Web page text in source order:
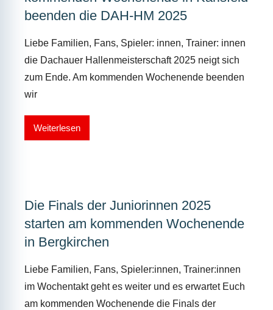
beenden die DAH-HM 2025
Liebe Familien, Fans, Spieler: innen, Trainer: innen
die Dachauer Hallenmeisterschaft 2025 neigt sich
zum Ende. Am kommenden Wochenende beenden
wir
Weiterlesen
Die Finals der Juniorinnen 2025
starten am kommenden Wochenende
in Bergkirchen
Liebe Familien, Fans, Spieler:innen, Trainer:innen
im Wochentakt geht es weiter und es erwartet Euch
am kommenden Wochenende die Finals der